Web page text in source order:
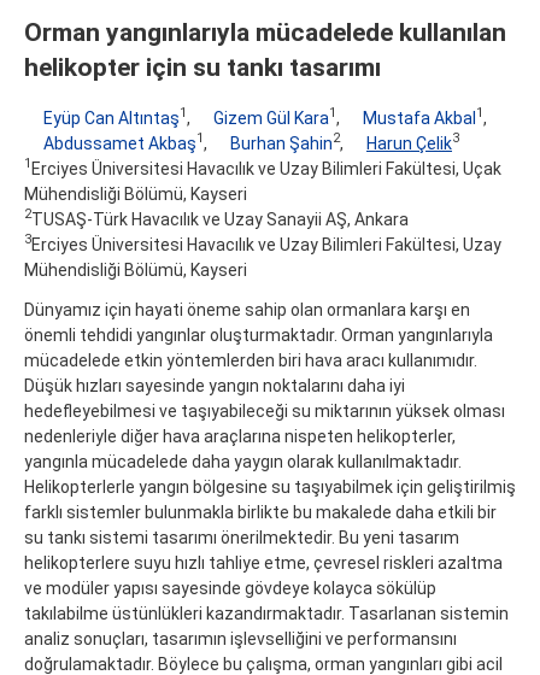
Orman yangınlarıyla mücadelede kullanılan
helikopter için su tankı tasarımı
Eyüp Can Altıntaş1 , Gizem Gül Kara1 , Mustafa Akbal 1 ,
Abdussamet Akbaş1 , Burhan Şahin2, Harun Çelik3
1 Erciyes Üniversitesi Havacılık ve Uzay Bilimleri Fakültesi, Uçak
Mühendisliği Bölümü, Kayseri
2TUSAŞ-Türk Havacılık ve Uzay Sanayii AŞ, Ankara
3Erciyes Üniversitesi Havacılık ve Uzay Bilimleri Fakültesi, Uzay
Mühendisliği Bölümü, Kayseri
Dünyamız için hayati öneme sahip olan ormanlara karşı en
önemli tehdidi yangınlar oluşturmaktadır. Orman yangınlarıyla
mücadelede etkin yöntemlerden biri hava aracı kullanımıdır.
Düşük hızları sayesinde yangın noktalarını daha iyi
hedefleyebilmesi ve taşıyabileceği su miktarının yüksek olması
nedenleriyle diğer hava araçlarına nispeten helikopterler,
yangınla mücadelede daha yaygın olarak kullanılmaktadır.
Helikopterlerle yangın bölgesine su taşıyabilmek için geliştirilmiş
farklı sistemler bulunmakla birlikte bu makalede daha etkili bir
su tankı sistemi tasarımı önerilmektedir. Bu yeni tasarım
helikopterlere suyu hızlı tahliye etme, çevresel riskleri azaltma
ve modüler yapısı sayesinde gövdeye kolayca sökülüp
takılabilme üstünlükleri kazandırmaktadır. Tasarlanan sistemin
analiz sonuçları, tasarımın işlevselliğini ve performansını
doğrulamaktadır. Böylece bu çalışma, orman yangınları gibi acil